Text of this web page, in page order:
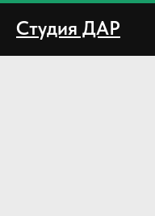
Студия ДАР